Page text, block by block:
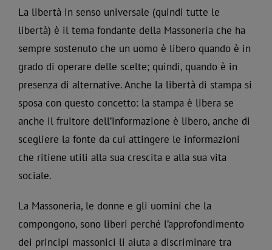
La libertà in senso universale (quindi tutte le
libertà) è il tema fondante della Massoneria che ha
sempre sostenuto che un uomo è libero quando è in
grado di operare delle scelte; quindi, quando è in
presenza di alternative. Anche la libertà di stampa si
sposa con questo concetto: la stampa è libera se
anche il fruitore dell’informazione è libero, anche di
scegliere la fonte da cui attingere le informazioni
che ritiene utili alla sua crescita e alla sua vita
sociale.
La Massoneria, le donne e gli uomini che la
compongono, sono liberi perché l’approfondimento
dei principi massonici li aiuta a discriminare tra